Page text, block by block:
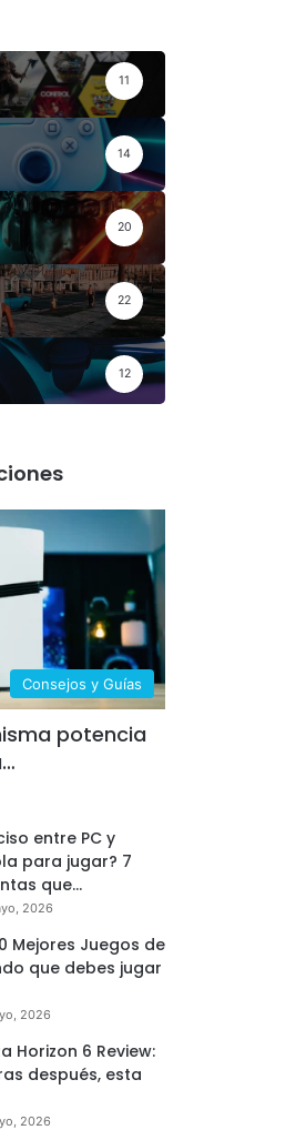
11
14
20
22
12
Consejos y Guías
potencia
entre PC y
para jugar? 7
que…
2026
Mejores Juegos de
que debes jugar
2026
Horizon 6 Review:
después, esta
2026